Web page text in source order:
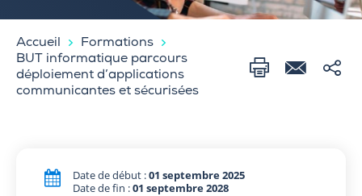
Accueil
Formations
BUT informatique parcours
déploiement d’applications
communicantes et sécurisées
Date de début :01 septembre 2025
Date de fin :01 septembre 2028